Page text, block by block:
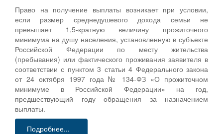
Право на получение выплаты возникает при условии,
если размер среднедушевого дохода семьи не
превышает 1,5-кратную величину прожиточного
минимума на душу населения, установленную в субъекте
Российской Федерации по месту жительства
(пребывания) или фактического проживания заявителя в
соответствии с пунктом 3 статьи 4 Федерального закона
от 24 октября 1997 года № 134-ФЗ «О прожиточном
минимуме в Российской Федерации» на год,
предшествующий году обращения за назначением
выплаты.
Подробнее...